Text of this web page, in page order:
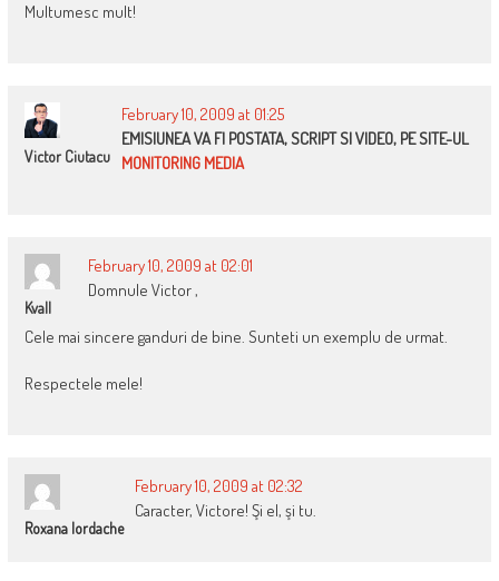
Multumesc mult!
Victor Ciutacu
February 10, 2009 at 01:25
EMISIUNEA VA FI POSTATA, SCRIPT SI VIDEO, PE SITE-UL
MONITORING MEDIA
Kvall
February 10, 2009 at 02:01
Domnule Victor ,
Cele mai sincere ganduri de bine. Sunteti un exemplu de urmat.
Respectele mele!
Roxana Iordache
February 10, 2009 at 02:32
Caracter, Victore! Şi el, şi tu.